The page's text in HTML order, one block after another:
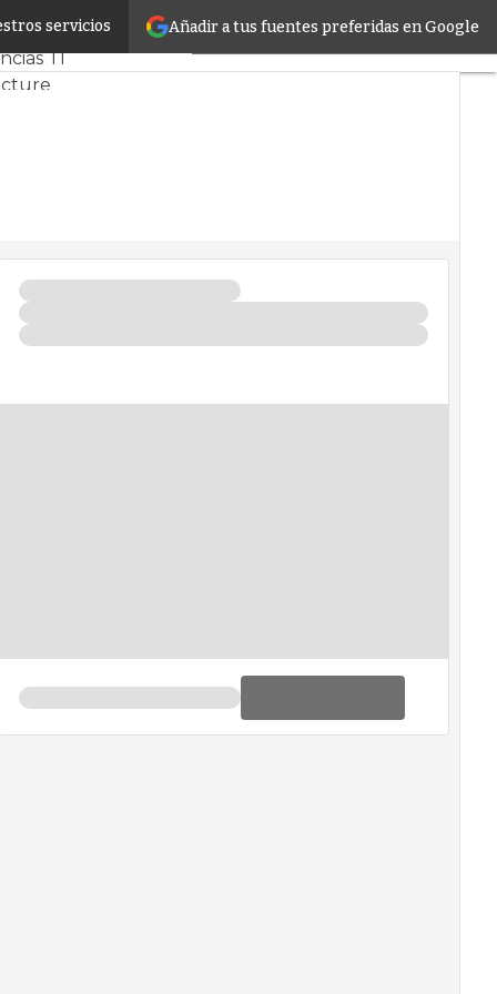
Añadir a tus fuentes preferidas en Google
servicios
Proyectos
TI